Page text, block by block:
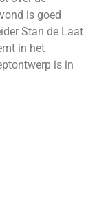
is goed
Stan de Laat
in het
is in